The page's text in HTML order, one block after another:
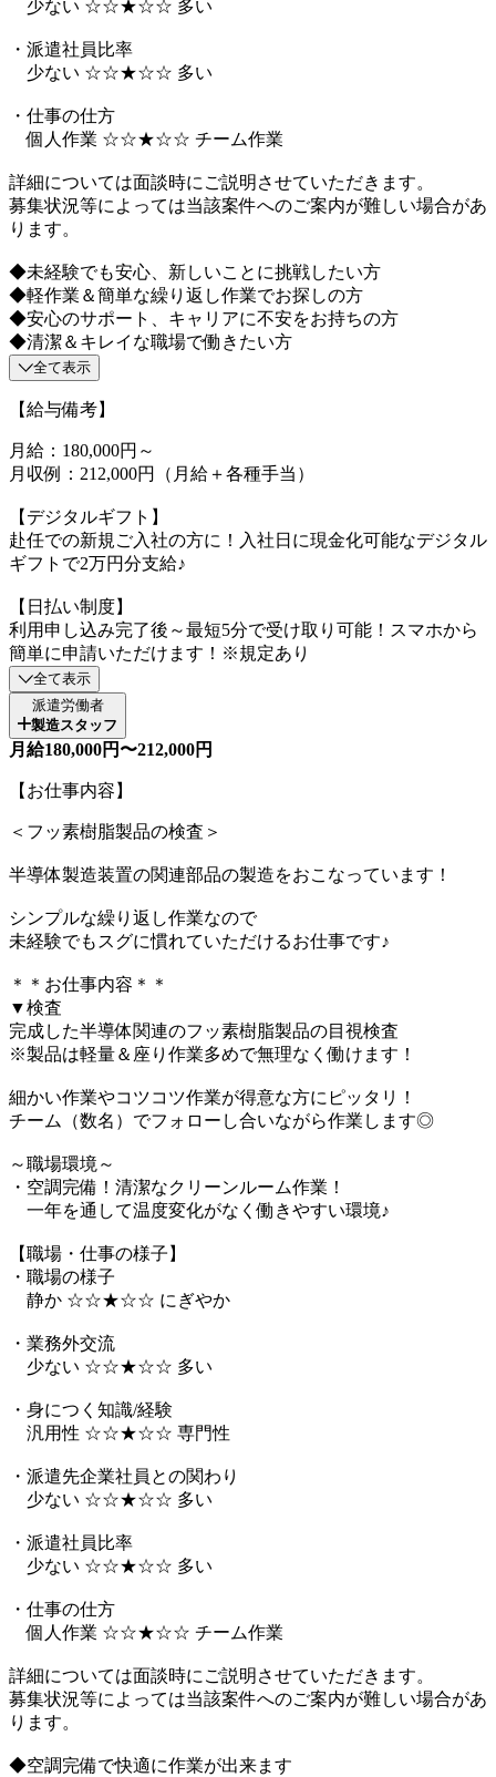
少ない ☆☆★☆☆ 多い
・派遣社員比率
少ない ☆☆★☆☆ 多い
・仕事の仕方
個人作業 ☆☆★☆☆ チーム作業
詳細については面談時にご説明させていただきます。
募集状況等によっては当該案件へのご案内が難しい場合があ
ります。
◆未経験でも安心、新しいことに挑戦したい方
◆軽作業＆簡単な繰り返し作業でお探しの方
◆安心のサポート、キャリアに不安をお持ちの方
◆清潔＆キレイな職場で働きたい方
全て表示
【給与備考】
月給：180,000円～
月収例：212,000円（月給＋各種手当）
【デジタルギフト】
赴任での新規ご入社の方に！入社日に現金化可能なデジタル
ギフトで2万円分支給♪
【日払い制度】
利用申し込み完了後～最短5分で受け取り可能！スマホから
簡単に申請いただけます！※規定あり
全て表示
派遣労働者
製造スタッフ
月給180,000円〜212,000円
【お仕事内容】
＜フッ素樹脂製品の検査＞
半導体製造装置の関連部品の製造をおこなっています！
シンプルな繰り返し作業なので
未経験でもスグに慣れていただけるお仕事です♪
＊＊お仕事内容＊＊
▼検査
完成した半導体関連のフッ素樹脂製品の目視検査
※製品は軽量＆座り作業多めで無理なく働けます！
細かい作業やコツコツ作業が得意な方にピッタリ！
チーム（数名）でフォローし合いながら作業します◎
～職場環境～
・空調完備！清潔なクリーンルーム作業！
一年を通して温度変化がなく働きやすい環境♪
【職場・仕事の様子】
・職場の様子
静か ☆☆★☆☆ にぎやか
・業務外交流
少ない ☆☆★☆☆ 多い
・身につく知識/経験
汎用性 ☆☆★☆☆ 専門性
・派遣先企業社員との関わり
少ない ☆☆★☆☆ 多い
・派遣社員比率
少ない ☆☆★☆☆ 多い
・仕事の仕方
個人作業 ☆☆★☆☆ チーム作業
詳細については面談時にご説明させていただきます。
募集状況等によっては当該案件へのご案内が難しい場合があ
ります。
◆空調完備で快適に作業が出来ます